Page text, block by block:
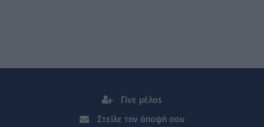
Γίνε μέλος
Στείλε την άποψή σου